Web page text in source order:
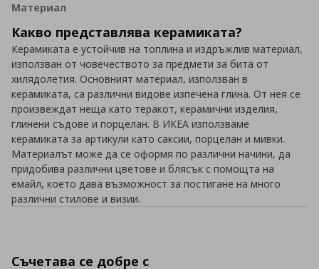
Материал
Какво представлява керамиката?
Керамиката е устойчив на топлина и издръжлив материал,
използван от човечеството за предмети за бита от
хилядолетия. Основният материал, използван в
керамиката, са различни видове изпечена глина. От нея се
произвеждат неща като теракот, керамични изделия,
глинени съдове и порцелан. В ИКЕА използваме
керамиката за артикули като саксии, порцелан и мивки.
Материалът може да се оформя по различни начини, да
придобива различни цветове и блясък с помощта на
емайл, което дава възможност за постигане на много
различни стилове и визии.
Съчетава се добре с